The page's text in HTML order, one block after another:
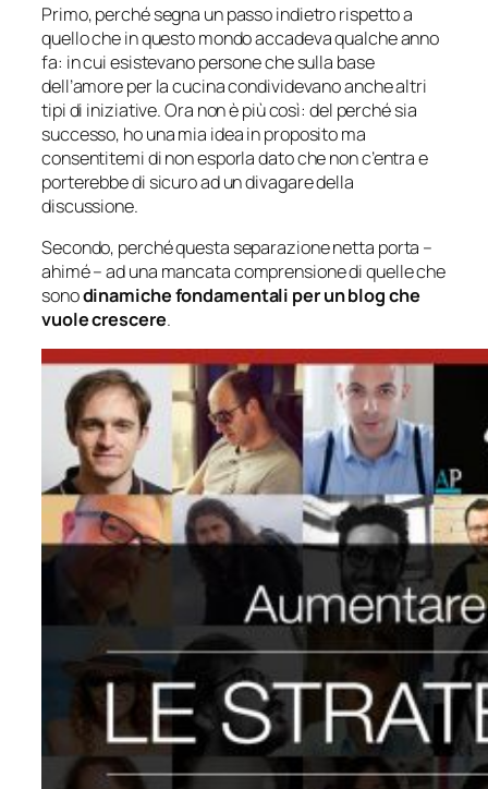
Primo, perché segna un passo indietro rispetto a
quello che in questo mondo accadeva qualche anno
fa: in cui esistevano persone che sulla base
dell’amore per la cucina condividevano anche altri
tipi di iniziative. Ora non è più così: del perché sia
successo, ho una mia idea in proposito ma
consentitemi di non esporla dato che non c’entra e
porterebbe di sicuro ad un divagare della
discussione.
Secondo, perché questa separazione netta porta –
ahimé– ad una mancata comprensione di quelle che
sonodinamiche fondamentali per un blog che
vuole crescere.